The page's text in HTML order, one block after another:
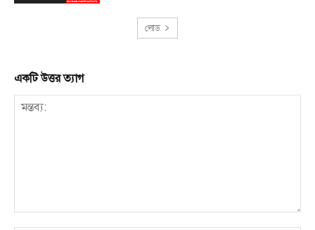
লোড
একটি উত্তর ত্যাগ